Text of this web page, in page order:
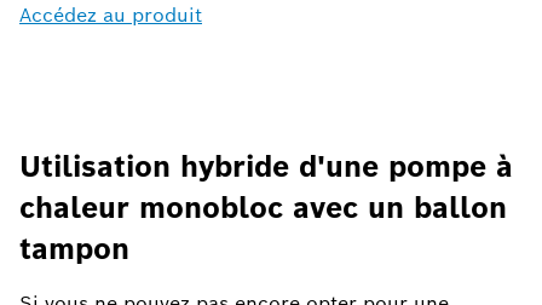
Accédez au produit
Utilisation hybride d'une pompe à
chaleur monobloc avec un ballon
tampon